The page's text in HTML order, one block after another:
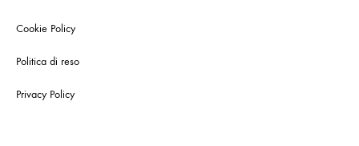
Cookie Policy
Politica di reso
Privacy Policy